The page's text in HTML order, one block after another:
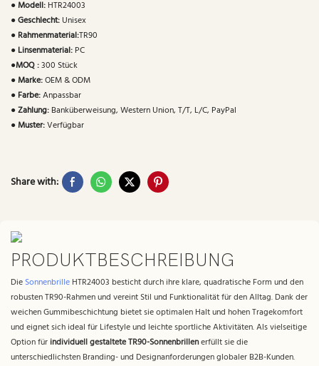
●Modell: HTR24003
●Geschlecht: Unisex
● Rahmenmaterial:TR90
● Linsenmaterial: PC
●MOQ :300 Stück
●Marke:OEM & ODM
● Farbe:Anpassbar
●Zahlung: Banküberweisung, Western Union, T/T, L/C, PayPal
●Muster:Verfügbar
Share with:
PRODUKTBESCHREIBUNG
Die Sonnenbrille HTR24003 besticht durch ihre klare, quadratische Form und den
robusten TR90-Rahmen und vereint Stil und Funktionalität für den Alltag. Dank der
weichen Gummibeschichtung bietet sie optimalen Halt und hohen Tragekomfort
und eignet sich ideal für Lifestyle und leichte sportliche Aktivitäten. Als vielseitige
Option für individuell gestaltete TR90-Sonnenbrillenerfüllt sie die
unterschiedlichsten Branding- und Designanforderungen globaler B2B-Kunden.